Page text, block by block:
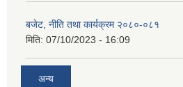
बजेट, नीति तथा कार्यक्रम २०८०-०८१
मिति: 07/10/2023 - 16:09
अन्य